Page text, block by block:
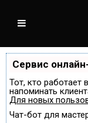
Сервис
Тот, кто работает
напоминать
Для новых
Чат-бот для